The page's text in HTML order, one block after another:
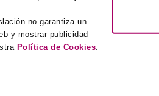
no garantiza un
y mostrar publicidad
Política de Cookies.
postal para C/
FUENSANTA»,
(MADRID),